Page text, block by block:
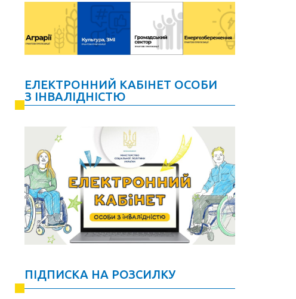
ЕЛЕКТРОННИЙ КАБІНЕТ ОСОБИ
З ІНВАЛІДНІСТЮ
ПІДПИСКА НА РОЗСИЛКУ